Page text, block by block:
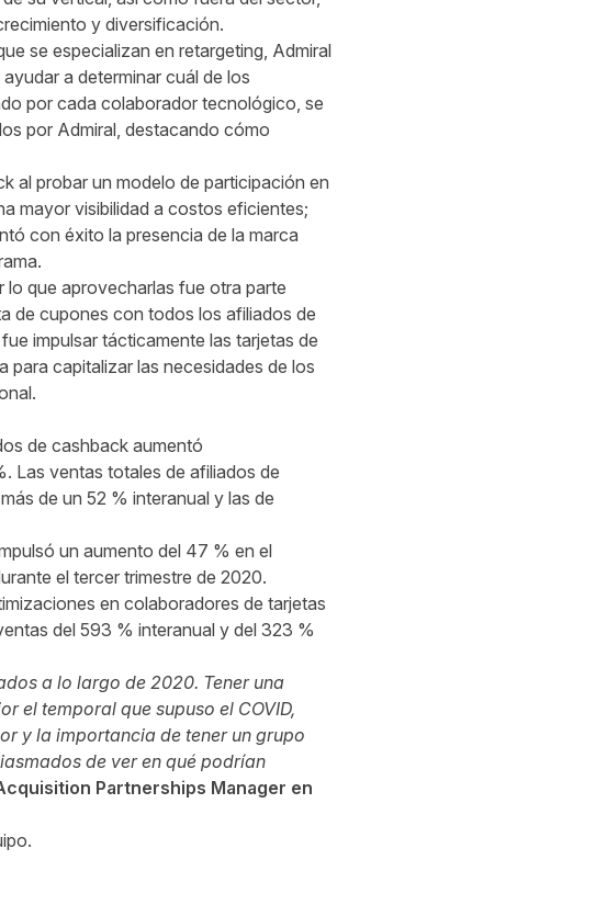
y diversificación.
se especializan en retargeting, Admiral
a determinar cuál de los
por cada colaborador tecnológico, se
por Admiral, destacando cómo
al probar un modelo de participación en
mayor visibilidad a costos eficientes;
con éxito la presencia de la marca
lo que aprovecharlas fue otra parte
de cupones con todos los afiliados de
impulsar tácticamente las tarjetas de
para capitalizar las necesidades de los
de cashback aumentó
Las ventas totales de afiliados de
de un 52 % interanual y las de
un aumento del 47 % en el
el tercer trimestre de 2020.
en colaboradores de tarjetas
del 593 % interanual y del 323 %
a lo largo de 2020. Tener una
el temporal que supuso el COVID,
y la importancia de tener un grupo
de ver en qué podrían
Partnerships Manager en
.